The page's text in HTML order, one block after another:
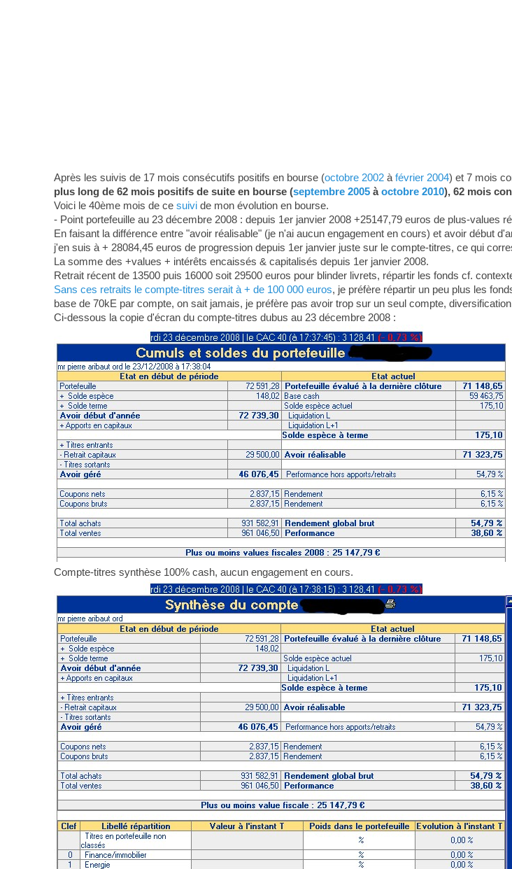
Après les suivis de 17 mois consécutifs positifs en bourse (octobre 2002à février 2004) et 7 mois
plus long de 62 mois positifs de suite en bourse (septembre 2005àoctobre 2010), 62 mois
Voici le 40ème mois de ce suivide mon évolution en bourse.
- Point portefeuille au 23 décembre 2008 : depuis 1er janvier 2008 +25147,79 euros de plus-values
En faisant la différence entre "avoir réalisable" (je n'ai aucun engagement en cours) et avoir début
j'en suis à + 28084,45 euros de progression depuis 1er janvier juste sur le compte-titres, ce qui
La somme des +values + intérêts encaissés & capitalisés depuis 1er janvier 2008.
Retrait récent de 13500 puis 16000 soit 29500 euros pour blinder livrets, répartir les fonds cf.
Sans ces retraits le compte-titres serait à + de 100 000 euros, je préfère répartir un peu plus les
base de 70kE par compte, on sait jamais, je préfère pas avoir trop sur un seul compte,
Ci-dessous la copie d'écran du compte-titres dubus au 23 décembre 2008 :
Compte-titres synthèse 100% cash, aucun engagement en cours.